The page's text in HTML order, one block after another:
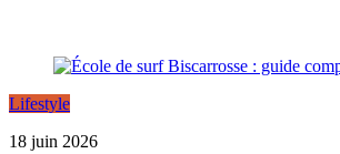
Lifestyle
18 juin 2026